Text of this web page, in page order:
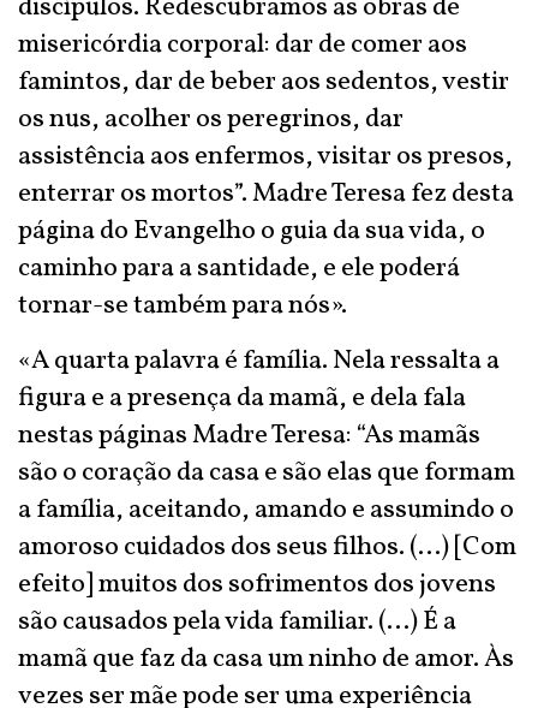
discípulos. Redescubramos as obras de
misericórdia corporal: dar de comer aos
famintos, dar de beber aos sedentos, vestir
os nus, acolher os peregrinos, dar
assistência aos enfermos, visitar os presos,
enterrar os mortos”. Madre Teresa fez desta
página do Evangelho o guia da sua vida, o
caminho para a santidade, e ele poderá
tornar-se também para nós».
«A quarta palavra é família. Nela ressalta a
figura e a presença da mamã, e dela fala
nestas páginas Madre Teresa: “As mamãs
são o coração da casa e são elas que formam
a família, aceitando, amando e assumindo o
amoroso cuidados dos seus filhos. (…) [Com
efeito] muitos dos sofrimentos dos jovens
são causados pela vida familiar. (…) É a
mamã que faz da casa um ninho de amor. Às
vezes ser mãe pode ser uma experiência